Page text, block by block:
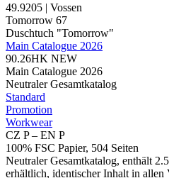
49.9205 | Vossen
Tomorrow 67
Duschtuch "Tomorrow"
Main Catalogue 2026
90.26HK NEW
Main Catalogue 2026
Neutraler Gesamtkatalog
Standard
Promotion
Workwear
CZ P – EN P
100% FSC Papier, 504 Seiten
Neutraler Gesamtkatalog, enthält
erhältlich, identischer Inhalt in allen